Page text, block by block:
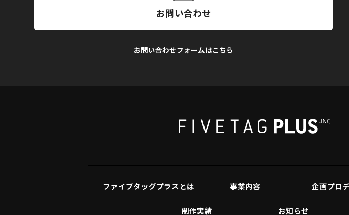
お問い合わせ
お問い合わせフォームはこちら
ファイブタッグプラスとは 事業内容 企画プロ
制作実績 お知らせ